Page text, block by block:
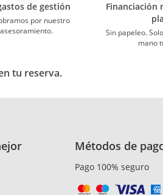
de gestión
por nuestro
asesoramiento.
Financiación
Sin papeleo.
mano
tu reserva.
Métodos de
Pago 100% seguro